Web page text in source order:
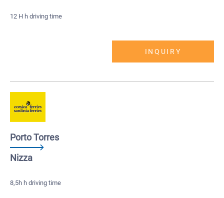
12 H h driving time
INQUIRY
Porto Torres
Nizza
8,5h h driving time